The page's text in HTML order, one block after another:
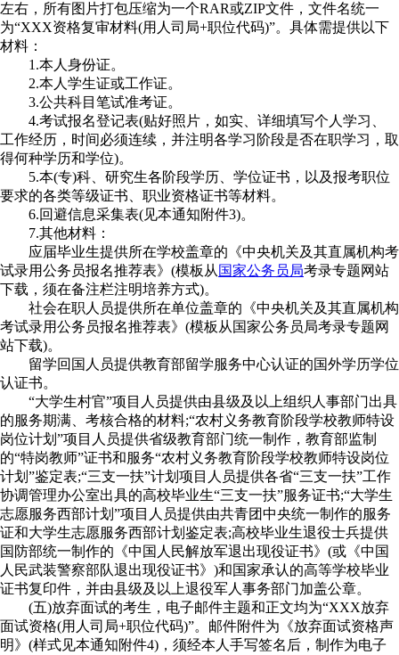
左右，所有图片打包压缩为一个RAR或ZIP文件，文件名统一
为“XXX资格复审材料(用人司局+职位代码)”。具体需提供以下
材料：
1.本人身份证。
2.本人学生证或工作证。
3.公共科目笔试准考证。
4.考试报名登记表(贴好照片，如实、详细填写个人学习、
工作经历，时间必须连续，并注明各学习阶段是否在职学习，取
得何种学历和学位)。
5.本(专)科、研究生各阶段学历、学位证书，以及报考职位
要求的各类等级证书、职业资格证书等材料。
6.回避信息采集表(见本通知附件3)。
7.其他材料：
应届毕业生提供所在学校盖章的《中央机关及其直属机构考
试录用公务员报名推荐表》(模板从 国家公务员局考录专题网站
下载，须在备注栏注明培养方式)。
社会在职人员提供所在单位盖章的《中央机关及其直属机构
考试录用公务员报名推荐表》(模板从国家公务员局考录专题网
站下载)。
留学回国人员提供教育部留学服务中心认证的国外学历学位
认证书。
“大学生村官”项目人员提供由县级及以上组织人事部门出具
的服务期满、考核合格的材料;“农村义务教育阶段学校教师特设
岗位计划”项目人员提供省级教育部门统一制作，教育部监制
的“特岗教师”证书和服务“农村义务教育阶段学校教师特设岗位
计划”鉴定表;“三支一扶”计划项目人员提供各省“三支一扶”工作
协调管理办公室出具的高校毕业生“三支一扶”服务证书;“大学生
志愿服务西部计划”项目人员提供由共青团中央统一制作的服务
证和大学生志愿服务西部计划鉴定表;高校毕业生退役士兵提供
国防部统一制作的《中国人民解放军退出现役证书》(或《中国
人民武装警察部队退出现役证书》)和国家承认的高等学校毕业
证书复印件，并由县级及以上退役军人事务部门加盖公章。
(五)放弃面试的考生，电子邮件主题和正文均为“XXX放弃
面试资格(用人司局+职位代码)”。邮件附件为《放弃面试资格声
明》(样式见本通知附件4)，须经本人手写签名后，制作为电子